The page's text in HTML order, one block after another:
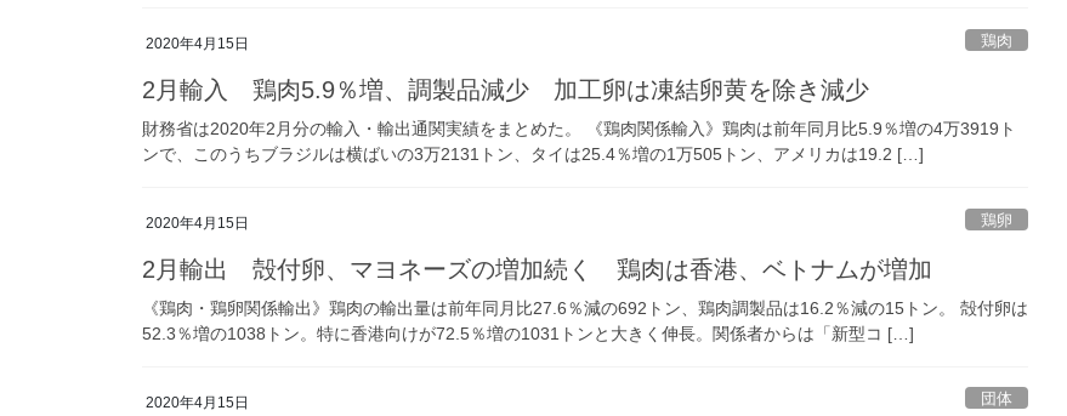
2020年4月15日 鶏肉
2月輸入 鶏肉5.9％増、調製品減少 加工卵は凍結卵黄を除き減少
財務省は2020年2月分の輸入・輸出通関実績をまとめた。 《鶏肉関係輸入》鶏肉は前年同月比5.9％増の4万3919ト
ンで、このうちブラジルは横ばいの3万2131トン、タイは25.4％増の1万505トン、アメリカは19.2 […]
2020年4月15日 鶏卵
2月輸出 殻付卵、マヨネーズの増加続く 鶏肉は香港、ベトナムが増加
《鶏肉・鶏卵関係輸出》鶏肉の輸出量は前年同月比27.6％減の692トン、鶏肉調製品は16.2％減の15トン。 殻付卵は
52.3％増の1038トン。特に香港向けが72.5％増の1031トンと大きく伸長。関係者からは「新型コ […]
2020年4月15日 団体